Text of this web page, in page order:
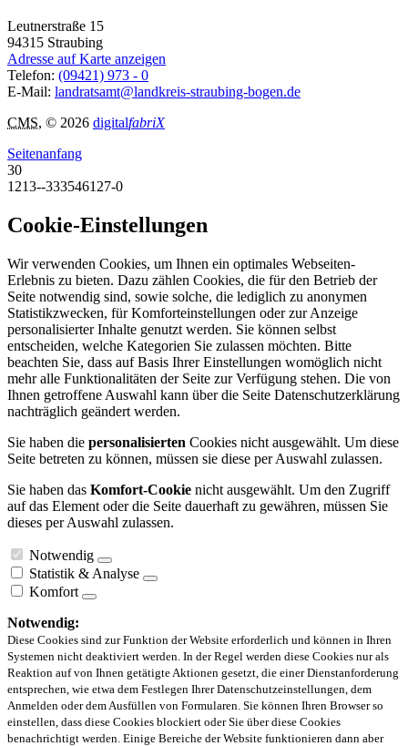
Leutnerstraße 15
94315 Straubing
Adresse auf Karte anzeigen
Telefon: (09421) 973 - 0
E-Mail: landratsamt@landkreis-straubing-bogen.de
CMS, © 2026 digitalfabriX
Seitenanfang
30
1213--333546127-0
Cookie-Einstellungen
Wir verwenden Cookies, um Ihnen ein optimales Webseiten-
Erlebnis zu bieten. Dazu zählen Cookies, die für den Betrieb der
Seite notwendig sind, sowie solche, die lediglich zu anonymen
Statistikzwecken, für Komforteinstellungen oder zur Anzeige
personalisierter Inhalte genutzt werden. Sie können selbst
entscheiden, welche Kategorien Sie zulassen möchten. Bitte
beachten Sie, dass auf Basis Ihrer Einstellungen womöglich nicht
mehr alle Funktionalitäten der Seite zur Verfügung stehen. Die von
Ihnen getroffene Auswahl kann über die Seite Datenschutzerklärung
nachträglich geändert werden.
Sie haben die personalisierten Cookies nicht ausgewählt. Um diese
Seite betreten zu können, müssen sie diese per Auswahl zulassen.
Sie haben das Komfort-Cookie nicht ausgewählt. Um den Zugriff
auf das Element oder die Seite dauerhaft zu gewähren, müssen Sie
dieses per Auswahl zulassen.
Notwendig
Statistik & Analyse
Komfort
Notwendig:
Diese Cookies sind zur Funktion der Website erforderlich und können in Ihren
Systemen nicht deaktiviert werden. In der Regel werden diese Cookies nur als
Reaktion auf von Ihnen getätigte Aktionen gesetzt, die einer Dienstanforderung
entsprechen, wie etwa dem Festlegen Ihrer Datenschutzeinstellungen, dem
Anmelden oder dem Ausfüllen von Formularen. Sie können Ihren Browser so
einstellen, dass diese Cookies blockiert oder Sie über diese Cookies
benachrichtigt werden. Einige Bereiche der Website funktionieren dann aber